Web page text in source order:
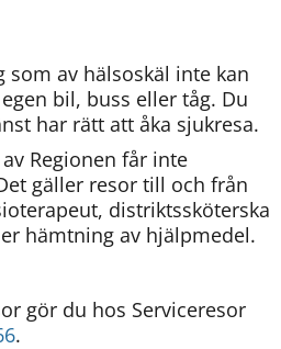
av hälsoskäl inte kan
bil, buss eller tåg. Du
har rätt att åka sjukresa.
Regionen får inte
gäller resor till och från
distriktssköterska
hämtning av hjälpmedel.
gör du hos Serviceresor
.